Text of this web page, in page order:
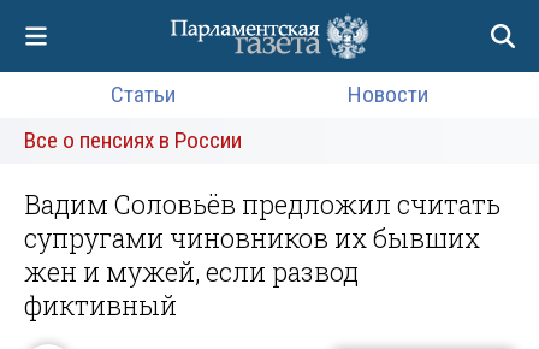
Статьи
Новости
Все о пенсиях в России
Вадим Соловьёв предложил считать
супругами чиновников их бывших
жен и мужей, если развод
фиктивный